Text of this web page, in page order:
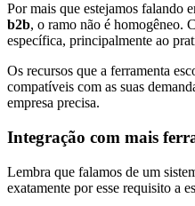
Por mais que estejamos falando
b2b, o ramo não é homogêneo.
específica, principalmente ao
Os recursos que a ferramenta
compatíveis com as suas
empresa precisa.
Integração com mais
Lembra que falamos de um
exatamente por esse requisito a